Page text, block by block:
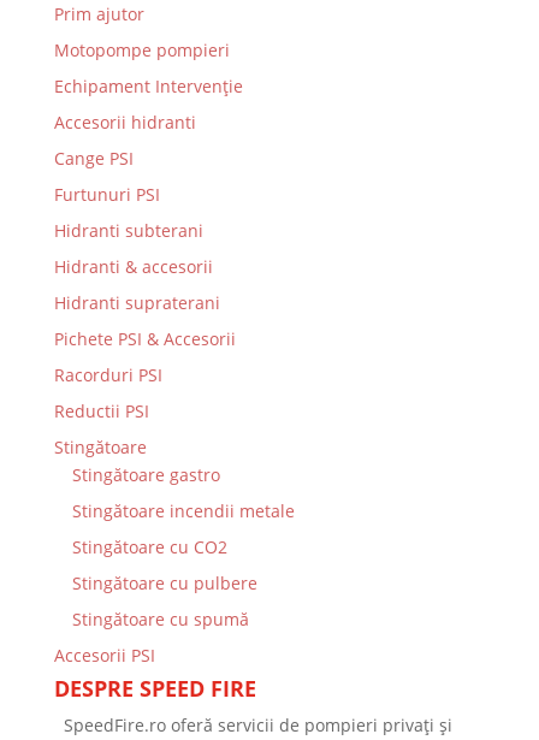
Prim ajutor
Motopompe pompieri
Echipament Intervenție
Accesorii hidranti
Cange PSI
Furtunuri PSI
Hidranti subterani
Hidranti & accesorii
Hidranti supraterani
Pichete PSI & Accesorii
Racorduri PSI
Reductii PSI
Stingătoare
Stingătoare gastro
Stingătoare incendii metale
Stingătoare cu CO2
Stingătoare cu pulbere
Stingătoare cu spumă
Accesorii PSI
DESPRE SPEED FIRE
SpeedFire.ro oferă servicii de pompieri privați și